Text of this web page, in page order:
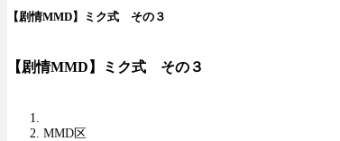
【剧情MMD】ミク式 その３
【剧情MMD】ミク式 その３
MMD区